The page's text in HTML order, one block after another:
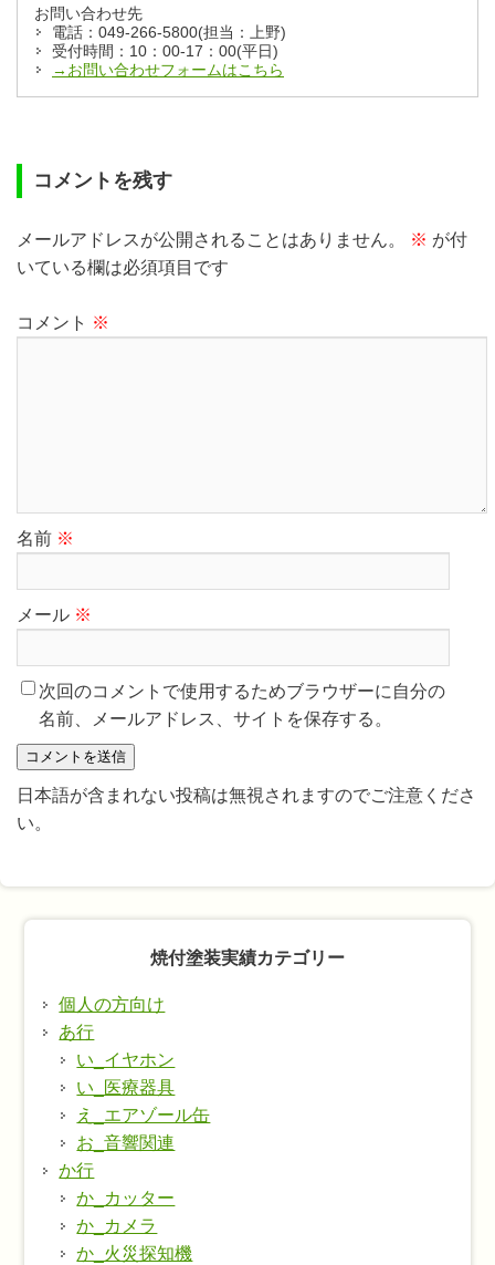
お問い合わせ先
電話：049-266-5800(担当：上野)
受付時間：10：00-17：00(平日)
→お問い合わせフォームはこちら
コメントを残す
メールアドレスが公開されることはありません。 ※ が付
いている欄は必須項目です
コメント ※
名前 ※
メール ※
次回のコメントで使用するためブラウザーに自分の
名前、メールアドレス、サイトを保存する。
日本語が含まれない投稿は無視されますのでご注意くださ
い。
焼付塗装実績カテゴリー
個人の方向け
あ行
い_イヤホン
い_医療器具
え_エアゾール缶
お_音響関連
か行
か_カッター
か_カメラ
か_火災探知機